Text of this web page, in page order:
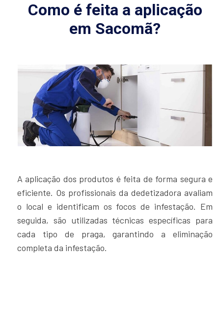
Como é feita a aplicação
em Sacomã?
A aplicação dos produtos é feita de forma segura e
eficiente. Os profissionais da dedetizadora avaliam
o local e identificam os focos de infestação. Em
seguida, são utilizadas técnicas específicas para
cada tipo de praga, garantindo a eliminação
completa da infestação.